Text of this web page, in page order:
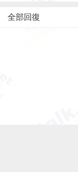
全部回復